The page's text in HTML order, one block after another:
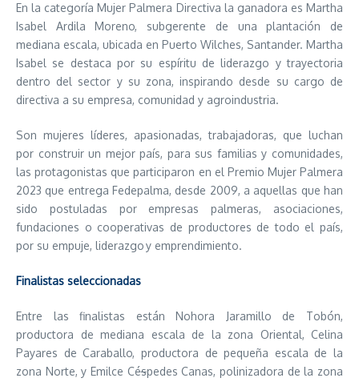
En la categoría Mujer Palmera Directiva la ganadora es Martha
Isabel Ardila Moreno, subgerente de una plantación de
mediana escala, ubicada en Puerto Wilches, Santander. Martha
Isabel se destaca por su espíritu de liderazgo y trayectoria
dentro del sector y su zona, inspirando desde su cargo de
directiva a su empresa, comunidad y agroindustria.
Son mujeres líderes, apasionadas, trabajadoras, que luchan
por construir un mejor país, para sus familias y comunidades,
las protagonistas que participaron en el Premio Mujer Palmera
2023 que entrega Fedepalma, desde 2009, a aquellas que han
sido postuladas por empresas palmeras, asociaciones,
fundaciones o cooperativas de productores de todo el país,
por su empuje, liderazgo y emprendimiento.
Finalistas seleccionadas
Entre las finalistas están Nohora Jaramillo de Tobón,
productora de mediana escala de la zona Oriental, Celina
Payares de Caraballo, productora de pequeña escala de la
zona Norte, y Emilce Céspedes Canas, polinizadora de la zona